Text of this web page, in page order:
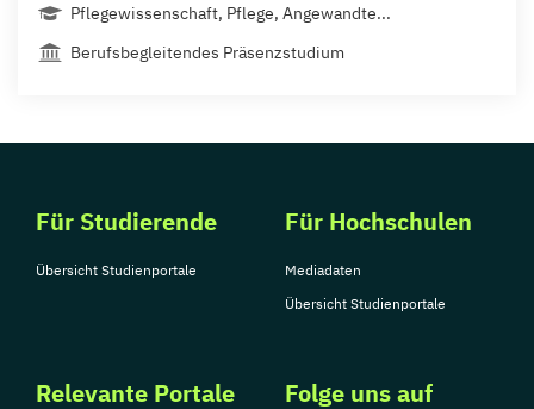
Pflegewissenschaft, Pflege, Angewandte...
Berufsbegleitendes Präsenzstudium
Für Studierende
Übersicht Studienportale
Für Hochschulen
Mediadaten
Übersicht Studienportale
Relevante Portale Folge uns auf